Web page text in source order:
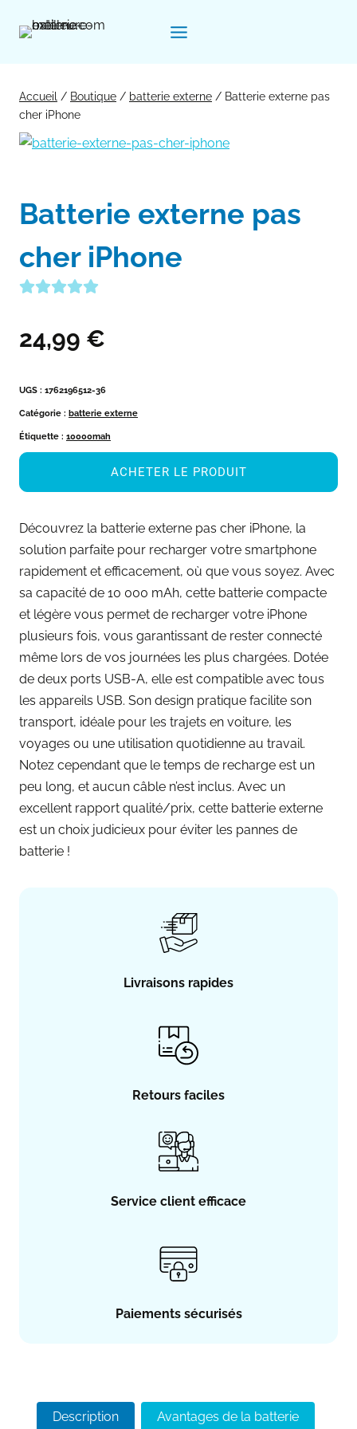
Accueil / Boutique / batterie externe / Batterie externe pas
cher iPhone
Batterie externe pas
cher iPhone
24,99 €
UGS : 1762196512-36
Catégorie : batterie externe
Étiquette : 10000mah
ACHETER LE PRODUIT
Découvrez la batterie externe pas cher iPhone, la
solution parfaite pour recharger votre smartphone
rapidement et efficacement, où que vous soyez. Avec
sa capacité de 10 000 mAh, cette batterie compacte
et légère vous permet de recharger votre iPhone
plusieurs fois, vous garantissant de rester connecté
même lors de vos journées les plus chargées. Dotée
de deux ports USB-A, elle est compatible avec tous
les appareils USB. Son design pratique facilite son
transport, idéale pour les trajets en voiture, les
voyages ou une utilisation quotidienne au travail.
Notez cependant que le temps de recharge est un
peu long, et aucun câble n’est inclus. Avec un
excellent rapport qualité/prix, cette batterie externe
est un choix judicieux pour éviter les pannes de
batterie !
Livraisons rapides
Retours faciles
Service client efficace
Paiements sécurisés
Description Avantages de la batterie